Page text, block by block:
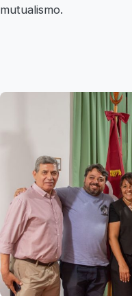
mutualismo.